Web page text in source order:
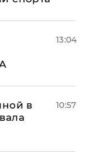
13:04
в
10:57